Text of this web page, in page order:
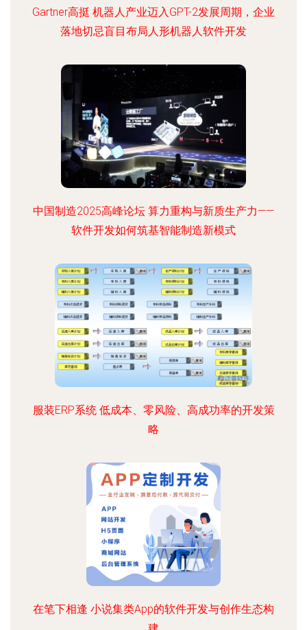
Gartner高挺 机器人产业迈入GPT-2发展周期，企业
落地切忌盲目布局人形机器人软件开发
中国制造2025高峰论坛 算力重构与新质生产力——
软件开发如何筑基智能制造新模式
服装ERP系统 低成本、零风险、高成功率的开发策
略
在笔下相逢 小说集类App的软件开发与创作生态构